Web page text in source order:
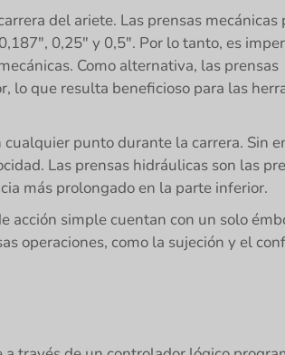
del ariete. Las prensas mecánicas
0,25" y 0,5". Por lo tanto, es
Como alternativa, las prensas
lo que resulta beneficioso para las
punto durante la carrera. Sin
Las prensas hidráulicas son las
más prolongado en la parte inferior.
acción simple cuentan con un solo
operaciones, como la sujeción y el